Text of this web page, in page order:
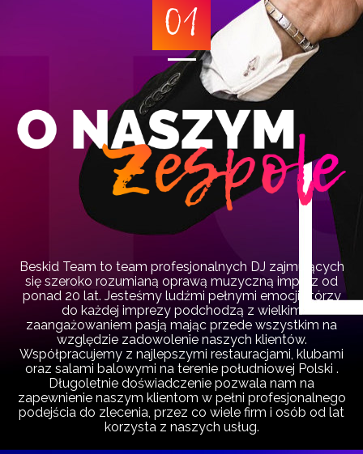
Beskid Team to team profesjonalnych DJ zajmujących
się szeroko rozumianą oprawą muzyczną imprez od
ponad 20 lat. Jesteśmy ludźmi pełnymi emocji którzy
do każdej imprezy podchodzą z wielkim
zaangażowaniem pasją mając przede wszystkim na
względzie zadowolenie naszych klientów.
Współpracujemy z najlepszymi restauracjami, klubami
oraz salami balowymi na terenie południowej Polski .
Długoletnie doświadczenie pozwala nam na
zapewnienie naszym klientom w pełni profesjonalnego
podejścia do zlecenia, przez co wiele firm i osób od lat
korzysta z naszych usług.